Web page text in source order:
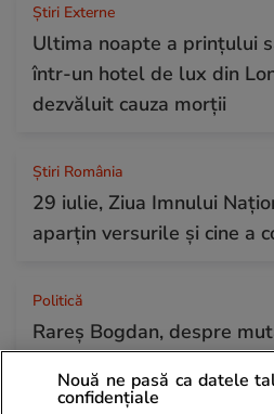
Știri Externe
Ultima noapte a prințului
într-un hotel de lux din
dezvăluit cauza morții
Știri România
29 iulie, Ziua Imnului
aparțin versurile și cine a
Politică
Rareș Bogdan, despre
oameni. „El nu știe
Nouă ne pasă ca datele
confidențiale